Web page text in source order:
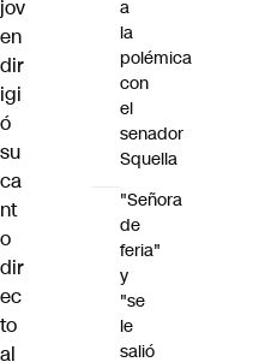
jov
en
dir
igi
ó
su
ca
nt
o
dir
ec
to
al
a
la
polémica
con
el
senador
Squella
"Señora
de
feria"
y
"se
le
salió